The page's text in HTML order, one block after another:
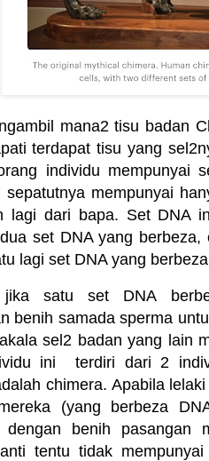
mana2 tisu badan
terdapat tisu yang
individu mempunyai
sepatutnya mempunyai
lagi dari bapa. Set DNA
set DNA yang
lagi set DNA yang
jika satu set DNA
benih samada sperma
sel2 badan yang lain
ini terdiri dari 2
chimera. Apabila
(yang berbeza
dengan benih pasangan
tentu tidak